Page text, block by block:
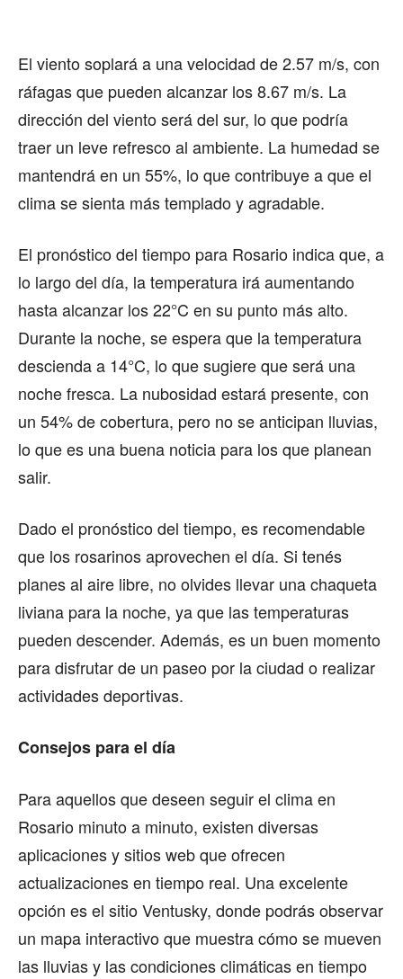
El viento soplará a una velocidad de 2.57 m/s, con
ráfagas que pueden alcanzar los 8.67 m/s. La
dirección del viento será del sur, lo que podría
traer un leve refresco al ambiente. La humedad se
mantendrá en un 55%, lo que contribuye a que el
clima se sienta más templado y agradable.
El pronóstico del tiempo para Rosario indica que, a
lo largo del día, la temperatura irá aumentando
hasta alcanzar los 22°C en su punto más alto.
Durante la noche, se espera que la temperatura
descienda a 14°C, lo que sugiere que será una
noche fresca. La nubosidad estará presente, con
un 54% de cobertura, pero no se anticipan lluvias,
lo que es una buena noticia para los que planean
salir.
Dado el pronóstico del tiempo, es recomendable
que los rosarinos aprovechen el día. Si tenés
planes al aire libre, no olvides llevar una chaqueta
liviana para la noche, ya que las temperaturas
pueden descender. Además, es un buen momento
para disfrutar de un paseo por la ciudad o realizar
actividades deportivas.
Consejos para el día
Para aquellos que deseen seguir el clima en
Rosario minuto a minuto, existen diversas
aplicaciones y sitios web que ofrecen
actualizaciones en tiempo real. Una excelente
opción es el sitio Ventusky, donde podrás observar
un mapa interactivo que muestra cómo se mueven
las lluvias y las condiciones climáticas en tiempo